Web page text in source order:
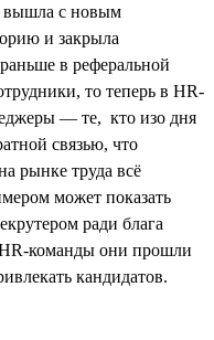
вышла с новым
и закрыла
в реферальной
то теперь в HR-
— те, кто изо дня
связью, что
рынке труда всё
может показать
ради блага
команды они прошли
кандидатов.